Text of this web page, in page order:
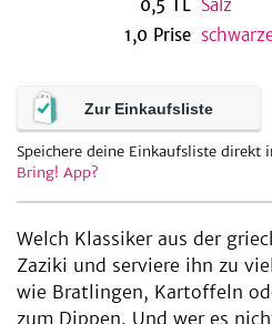
0,5 TL Salz
1,0 Prise
Zur Einkaufsliste
Speichere deine Einkaufsliste direkt
Bring! App?
Welch Klassiker aus der
Zaziki und serviere ihn zu
wie Bratlingen, Kartoffeln
zum Dippen. Und wer es